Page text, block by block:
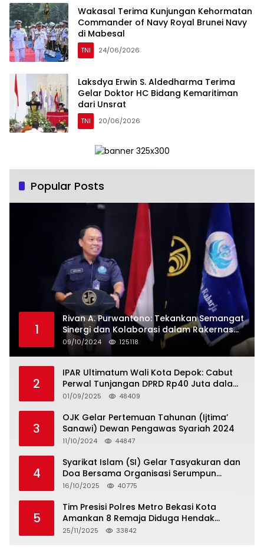
Wakasal Terima Kunjungan Kehormatan
Commander of Navy Royal Brunei Navy
di Mabesal
TNI 24/06/2026
Laksdya Erwin S. Aldedharma Terima
Gelar Doktor HC Bidang Kemaritiman
dari Unsrat
TNI 20/06/2026
Popular Posts
1
Rivan A. Purwantono: Tekankan Semangat
Sinergi dan Kolaborasi dalam Rakernas
Serikat Pekerja Jasa Raharja
09/10/2024 125118
2
IPAR Ultimatum Wali Kota Depok: Cabut
Perwal Tunjangan DPRD Rp40 Juta dalam
5 Hari atau Hadapi Aksi Rakyat
01/09/2025 48409
3
OJK Gelar Pertemuan Tahunan (Ijtima’
Sanawi) Dewan Pengawas Syariah 2024
11/10/2024 44847
4
Syarikat Islam (SI) Gelar Tasyakuran dan
Doa Bersama Organisasi Serumpun
Syarikat Islam Doa
16/10/2025 40775
5
Tim Presisi Polres Metro Bekasi Kota
Amankan 8 Remaja Diduga Hendak
Tawuran
25/11/2025 33842